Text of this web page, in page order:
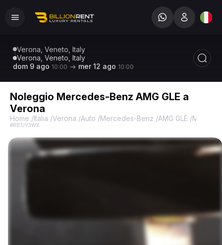
Verona, Veneto, Italy
Verona, Veneto, Italy
dom 9 ago 10:00 mer 12 ago 10:00
Noleggio Mercedes-Benz AMG GLE a
Verona
Home /Italia /Verona /Auto /Mercedes-Benz /AMG GLE /
#RB7JV3WX